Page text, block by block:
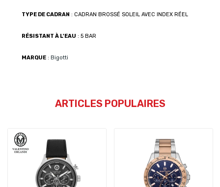
TYPE DE CADRAN : CADRAN BROSSÉ SOLEIL AVEC INDEX RÉEL
RÉSISTANT À L'EAU : 5 BAR
MARQUE : Bigotti
ARTICLES POPULAIRES